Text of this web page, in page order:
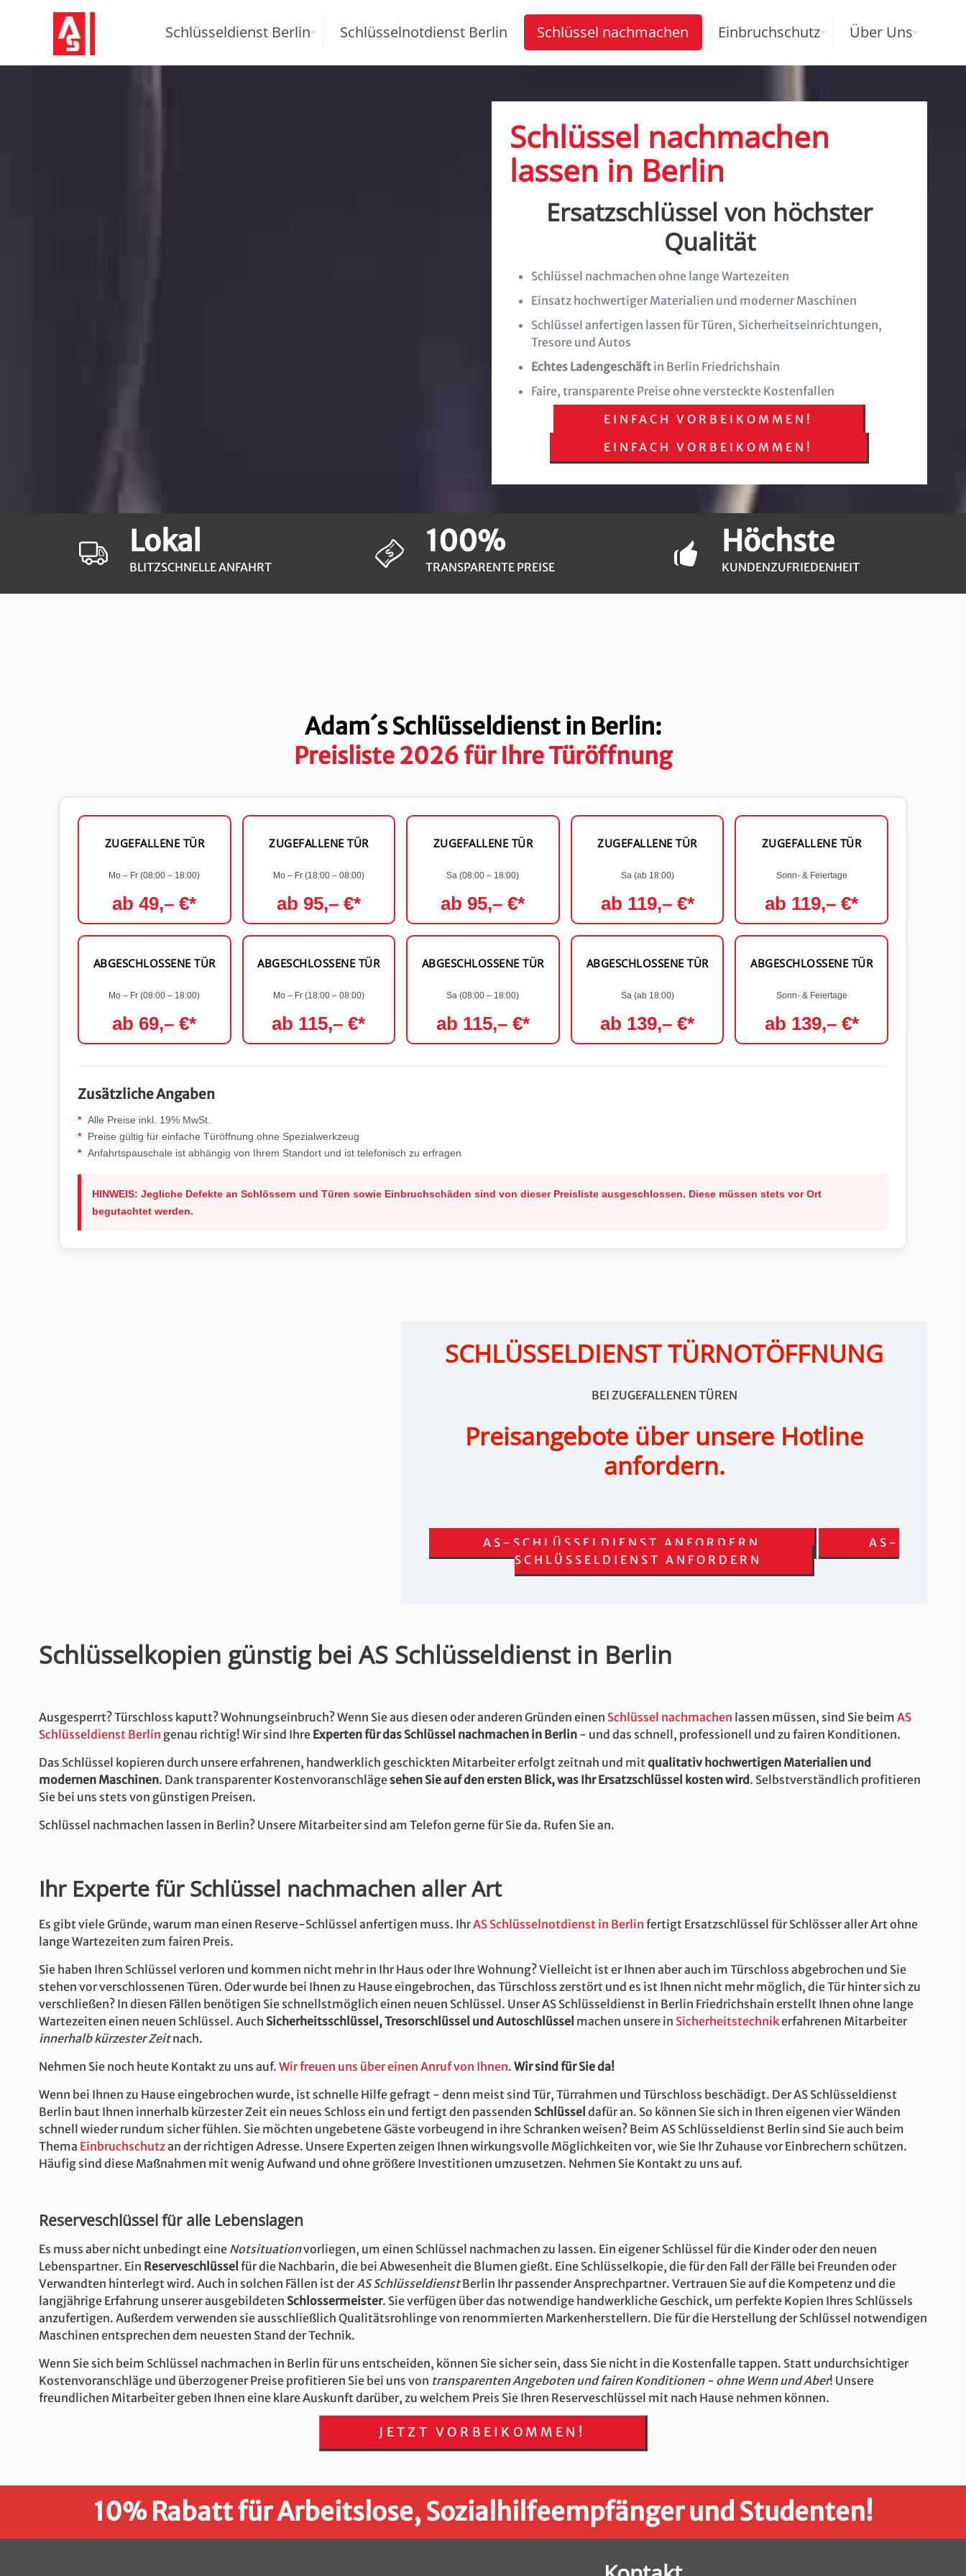
Schlüsseldienst Berlin Schlüsselnotdienst Berlin Schlüssel nachmachen Einbruchschutz Über Uns
Schlüssel nachmachen
lassen in Berlin
Ersatzschlüssel von höchster
Qualität
Schlüssel nachmachen ohne lange Wartezeiten
Einsatz hochwertiger Materialien und moderner Maschinen
Schlüssel anfertigen lassen für Türen, Sicherheitseinrichtungen,
Tresore und Autos
Echtes Ladengeschäft in Berlin Friedrichshain
Faire, transparente Preise ohne versteckte Kostenfallen
EINFACH VORBEIKOMMEN!
EINFACH VORBEIKOMMEN!
Lokal
BLITZSCHNELLE ANFAHRT
100%
TRANSPARENTE PREISE
Höchste
KUNDENZUFRIEDENHEIT
Adam´s Schlüsseldienst in Berlin:
Preisliste 2026 für Ihre Türöffnung
ZUGEFALLENE TÜR
Mo – Fr (08:00 – 18:00)
ab 49,– €*
ZUGEFALLENE TÜR
Mo – Fr (18:00 – 08:00)
ab 95,– €*
ZUGEFALLENE TÜR
Sa (08:00 – 18:00)
ab 95,– €*
ZUGEFALLENE TÜR
Sa (ab 18:00)
ab 119,– €*
ZUGEFALLENE TÜR
Sonn- & Feiertage
ab 119,– €*
ABGESCHLOSSENE TÜR
Mo – Fr (08:00 – 18:00)
ab 69,– €*
ABGESCHLOSSENE TÜR
Mo – Fr (18:00 – 08:00)
ab 115,– €*
ABGESCHLOSSENE TÜR
Sa (08:00 – 18:00)
ab 115,– €*
ABGESCHLOSSENE TÜR
Sa (ab 18:00)
ab 139,– €*
ABGESCHLOSSENE TÜR
Sonn- & Feiertage
ab 139,– €*
Zusätzliche Angaben
Alle Preise inkl. 19% MwSt.
Preise gültig für einfache Türöffnung ohne Spezialwerkzeug
Anfahrtspauschale ist abhängig von Ihrem Standort und ist telefonisch zu erfragen
HINWEIS: Jegliche Defekte an Schlössern und Türen sowie Einbruchschäden sind von dieser Preisliste ausgeschlossen. Diese müssen stets vor Ort
begutachtet werden.
SCHLÜSSELDIENST TÜRNOTÖFFNUNG
BEI ZUGEFALLENEN TÜREN
Preisangebote über unsere Hotline
anfordern.
AS-SCHLÜSSELDIENST ANFORDERN
AS-
SCHLÜSSELDIENST ANFORDERN
Schlüsselkopien günstig bei AS Schlüsseldienst in Berlin
Ausgesperrt? Türschloss kaputt? Wohnungseinbruch? Wenn Sie aus diesen oder anderen Gründen einen Schlüssel nachmachen lassen müssen, sind Sie beim AS
Schlüsseldienst Berlin genau richtig! Wir sind Ihre Experten für das Schlüssel nachmachen in Berlin - und das schnell, professionell und zu fairen Konditionen.
Das Schlüssel kopieren durch unsere erfahrenen, handwerklich geschickten Mitarbeiter erfolgt zeitnah und mitqualitativ hochwertigen Materialien und
modernen Maschinen. Dank transparenter Kostenvoranschläge sehen Sie auf den ersten Blick, was Ihr Ersatzschlüssel kosten wird . Selbstverständlich profitieren
Sie bei uns stets von günstigen Preisen.
Schlüssel nachmachen lassen in Berlin? Unsere Mitarbeiter sind am Telefon gerne für Sie da. Rufen Sie an.
Ihr Experte für Schlüssel nachmachen aller Art
Es gibt viele Gründe, warum man einen Reserve-Schlüssel anfertigen muss. IhrAS Schlüsselnotdienst in Berlin fertigt Ersatzschlüssel für Schlösser aller Art ohne
lange Wartezeiten zum fairen Preis.
Sie haben Ihren Schlüssel verloren und kommen nicht mehr in Ihr Haus oder Ihre Wohnung? Vielleicht ist er Ihnen aber auch im Türschloss abgebrochen und Sie
stehen vor verschlossenen Türen. Oder wurde bei Ihnen zu Hause eingebrochen, das Türschloss zerstört und es ist Ihnen nicht mehr möglich, die Tür hinter sich zu
verschließen? In diesen Fällen benötigen Sie schnellstmöglich einen neuen Schlüssel. Unser AS Schlüsseldienst in Berlin Friedrichshain erstellt Ihnen ohne lange
Wartezeiten einen neuen Schlüssel. Auch Sicherheitsschlüssel, Tresorschlüssel und Autoschlüssel machen unsere in Sicherheitstechnikerfahrenen Mitarbeiter
innerhalb kürzester Zeitnach.
Nehmen Sie noch heute Kontakt zu uns auf. Wir freuen uns über einen Anruf von Ihnen. Wir sind für Sie da!
Wenn bei Ihnen zu Hause eingebrochen wurde, ist schnelle Hilfe gefragt - denn meist sind Tür, Türrahmen und Türschloss beschädigt. Der AS Schlüsseldienst
Berlin baut Ihnen innerhalb kürzester Zeit ein neues Schloss ein und fertigt den passenden Schlüssel dafür an. So können Sie sich in Ihren eigenen vier Wänden
schnell wieder rundum sicher fühlen. Sie möchten ungebetene Gäste vorbeugend in ihre Schranken weisen? Beim AS Schlüsseldienst Berlin sind Sie auch beim
Thema Einbruchschutzan der richtigen Adresse. Unsere Experten zeigen Ihnen wirkungsvolle Möglichkeiten vor, wie Sie Ihr Zuhause vor Einbrechern schützen.
Häufig sind diese Maßnahmen mit wenig Aufwand und ohne größere Investitionen umzusetzen. Nehmen Sie Kontakt zu uns auf.
Reserveschlüssel für alle Lebenslagen
Es muss aber nicht unbedingt eine Notsituationvorliegen, um einen Schlüssel nachmachen zu lassen. Ein eigener Schlüssel für die Kinder oder den neuen
Lebenspartner. Ein Reserveschlüssel für die Nachbarin, die bei Abwesenheit die Blumen gießt. Eine Schlüsselkopie, die für den Fall der Fälle bei Freunden oder
Verwandten hinterlegt wird. Auch in solchen Fällen ist derAS SchlüsseldienstBerlin Ihr passender Ansprechpartner. Vertrauen Sie auf die Kompetenz und die
langjährige Erfahrung unserer ausgebildeten Schlossermeister. Sie verfügen über das notwendige handwerkliche Geschick, um perfekte Kopien Ihres Schlüssels
anzufertigen. Außerdem verwenden sie ausschließlich Qualitätsrohlinge von renommierten Markenherstellern. Die für die Herstellung der Schlüssel notwendigen
Maschinen entsprechen dem neuesten Stand der Technik.
Wenn Sie sich beim Schlüssel nachmachen in Berlin für uns entscheiden, können Sie sicher sein, dass Sie nicht in die Kostenfalle tappen. Statt undurchsichtiger
Kostenvoranschläge und überzogener Preise profitieren Sie bei uns von transparenten Angeboten und fairen Konditionen - ohne Wenn und Aber! Unsere
freundlichen Mitarbeiter geben Ihnen eine klare Auskunft darüber, zu welchem Preis Sie Ihren Reserveschlüssel mit nach Hause nehmen können.
JETZT VORBEIKOMMEN!
10% Rabatt für Arbeitslose, Sozialhilfeempfänger und Studenten!